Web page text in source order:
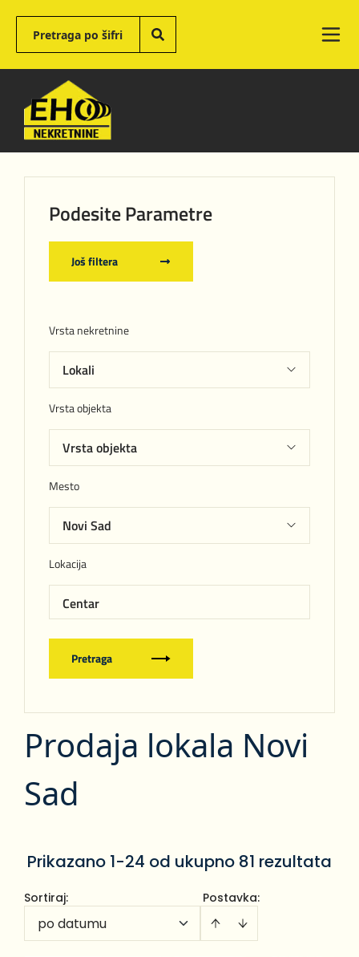
Podesite Parametre
Još filtera
Vrsta nekretnine
Vrsta objekta
Mesto
Lokacija
Centar
Pretraga
Prodaja lokala Novi
Sad
Prikazano 1-24 od ukupno 81 rezultata
Postavka:
Sortiraj:
po datumu